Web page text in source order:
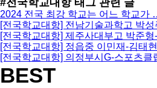
글
사
용
#전국학교대항태그 관련 글
2024 전국 최강 학교는 어느 학교가
[전국학교대항] 전남기술과학고 박
[전국학교대항] 제주사대부고 박준
[전국학교대항] 정읍중 이민재-김태
[전국학교대항] 의정부시G-스포츠
BEST